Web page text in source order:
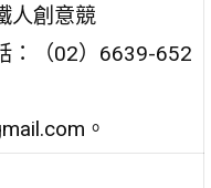
人創意競
：（02）6639-652
。